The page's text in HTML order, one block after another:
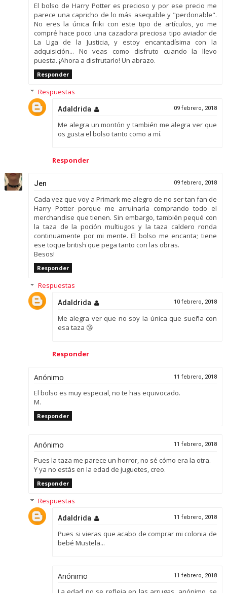
El bolso de Harry Potter es precioso y por ese precio me
parece una capricho de lo más asequible y "perdonable".
No eres la única friki con este tipo de artículos, yo me
compré hace poco una cazadora preciosa tipo aviador de
La Liga de la Justicia, y estoy encantadísima con la
adquisición... No veas como disfruto cuando la llevo
puesta. ¡Ahora a disfrutarlo! Un abrazo.
Responder
Respuestas
Adaldrida 09 febrero, 2018
Me alegra un montón y también me alegra ver que
os gusta el bolso tanto como a mí.
Responder
Jen 09 febrero, 2018
Cada vez que voy a Primark me alegro de no ser tan fan de
Harry Potter porque me arruinaría comprando todo el
merchandise que tienen. Sin embargo, también pequé con
la taza de la poción multiugos y la taza caldero ronda
continuamente por mi mente. El bolso me encanta; tiene
ese toque british que pega tanto con las obras.
Besos!
Responder
Respuestas
Adaldrida 10 febrero, 2018
Me alegra ver que no soy la única que sueña con
esa taza 😘
Responder
Anónimo 11 febrero, 2018
El bolso es muy especial, no te has equivocado.
M.
Responder
Anónimo 11 febrero, 2018
Pues la taza me parece un horror, no sé cómo era la otra.
Y ya no estás en la edad de juguetes, creo.
Responder
Respuestas
Adaldrida 11 febrero, 2018
Pues si vieras que acabo de comprar mi colonia de
bebé Mustela...
Anónimo 11 febrero, 2018